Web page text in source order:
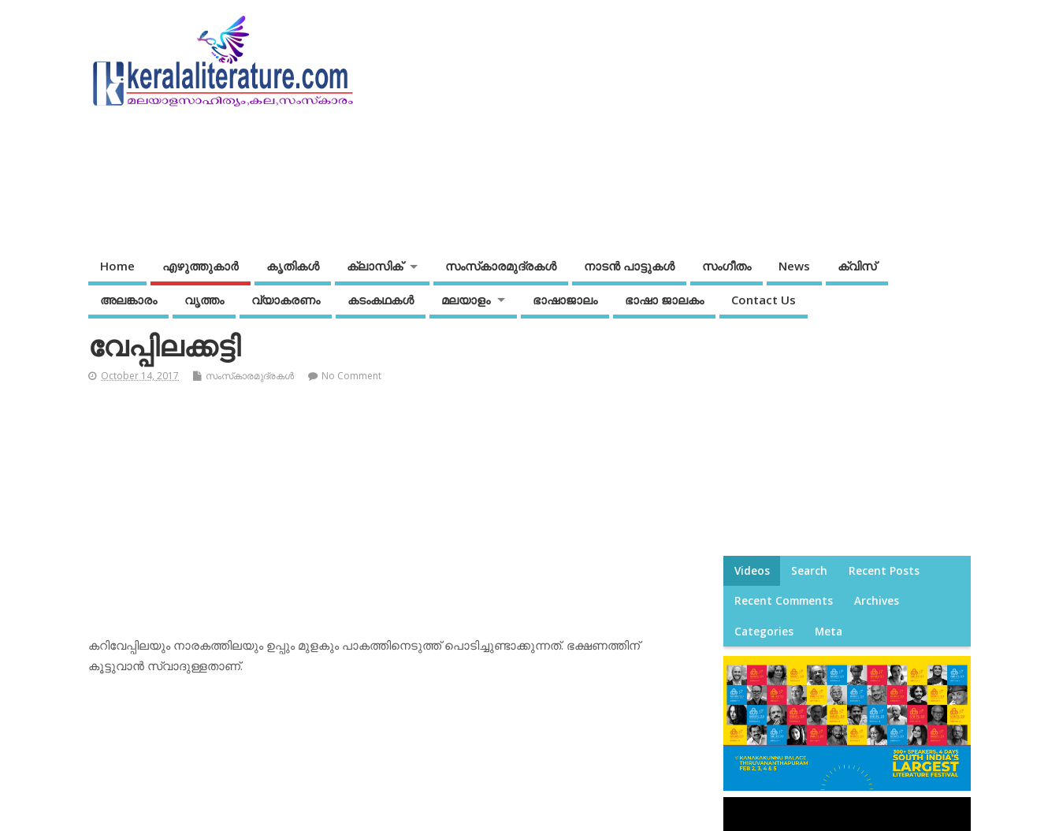
Home എഴുത്തുകാര്‍ കൃതികൾ ക്ലാസിക് സംസ്‌കാരമുദ്രകള്‍ നാടന്‍ പാട്ടുകള്‍ സംഗീതം News ക്വിസ്
അലങ്കാരം വൃത്തം വ്യാകരണം കടംകഥകള്‍ മലയാളം ഭാഷാജാലം ഭാഷാ ജാലകം Contact Us
വേപ്പിലക്കട്ടി
October 14, 2017 സംസ്‌കാരമുദ്രകള്‍ No Comment
കറിവേപ്പിലയും നാരകത്തിലയും ഉപ്പും മുളകും പാകത്തിനെടുത്ത് പൊടിച്ചുണ്ടാക്കുന്നത്. ഭക്ഷണത്തിന്
കൂട്ടുവാന്‍ സ്വാദുള്ളതാണ്.
Videos Search Recent Posts
Recent Comments Archives
Categories Meta